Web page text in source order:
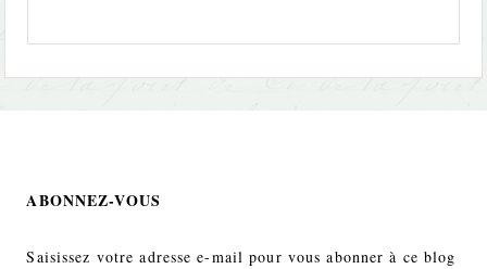
ABONNEZ-VOUS
Saisissez votre adresse e-mail pour vous abonner à ce blog